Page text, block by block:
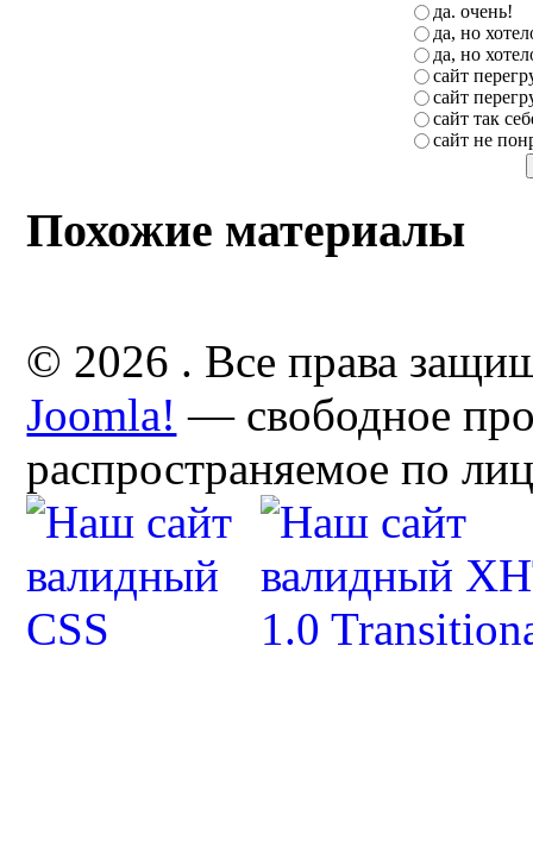
да. очень!
да, но
да, но
сайт
сайт
сайт так
сайт не
Похожие материалы
© 2026 . Все права
Joomla! — свободное
распространяемое по